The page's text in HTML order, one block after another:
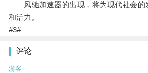
风驰加速器的出现，将为现代社会的
和活力。
#3#
评论
游客